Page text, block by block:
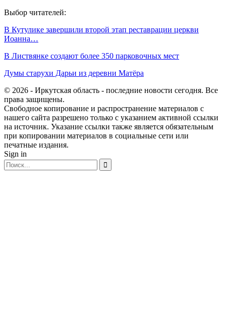
Выбор читателей:
В Кутулике завершили второй этап реставрации церкви
Иоанна…
В Листвянке создают более 350 парковочных мест
Думы старухи Дарьи из деревни Матёра
© 2026 - Иркутская область - последние новости сегодня. Все
права защищены.
Свободное копирование и распространение материалов с
нашего сайта разрешено только с указанием активной ссылки
на источник. Указание ссылки также является обязательным
при копировании материалов в социальные сети или
печатные издания.
Sign in